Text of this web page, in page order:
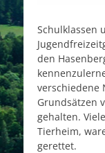
Schulklassen
den
verschiedene
Grundsätzen
gehalten.
Tierheim,
gerettet.